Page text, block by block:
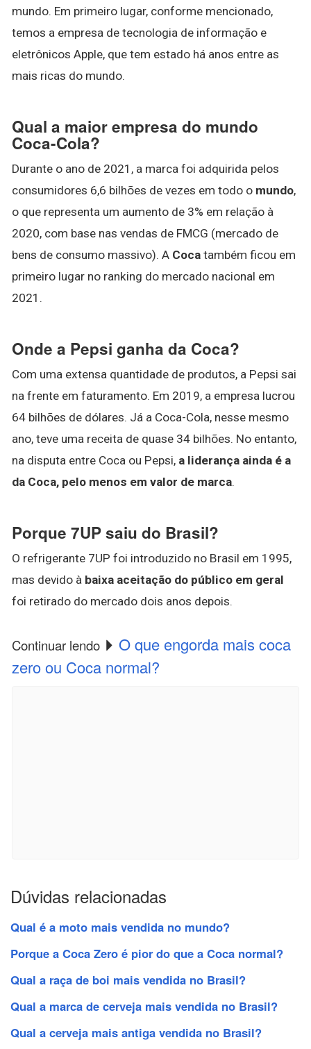
mundo. Em primeiro lugar, conforme mencionado,
temos a empresa de tecnologia de informação e
eletrônicos Apple, que tem estado há anos entre as
mais ricas do mundo.
Qual a maior empresa do mundo
Coca-Cola?
Durante o ano de 2021, a marca foi adquirida pelos
consumidores 6,6 bilhões de vezes em todo o mundo,
o que representa um aumento de 3% em relação à
2020, com base nas vendas de FMCG (mercado de
bens de consumo massivo). A Coca também ficou em
primeiro lugar no ranking do mercado nacional em
2021.
Onde a Pepsi ganha da Coca?
Com uma extensa quantidade de produtos, a Pepsi sai
na frente em faturamento. Em 2019, a empresa lucrou
64 bilhões de dólares. Já a Coca-Cola, nesse mesmo
ano, teve uma receita de quase 34 bilhões. No entanto,
na disputa entre Coca ou Pepsi, a liderança ainda é a
da Coca, pelo menos em valor de marca.
Porque 7UP saiu do Brasil?
O refrigerante 7UP foi introduzido no Brasil em 1995,
mas devido à baixa aceitação do público em geral
foi retirado do mercado dois anos depois.
Continuar lendo
O que engorda mais coca
zero ou Coca normal?
Dúvidas relacionadas
Qual é a moto mais vendida no mundo?
Porque a Coca Zero é pior do que a Coca normal?
Qual a raça de boi mais vendida no Brasil?
Qual a marca de cerveja mais vendida no Brasil?
Qual a cerveja mais antiga vendida no Brasil?